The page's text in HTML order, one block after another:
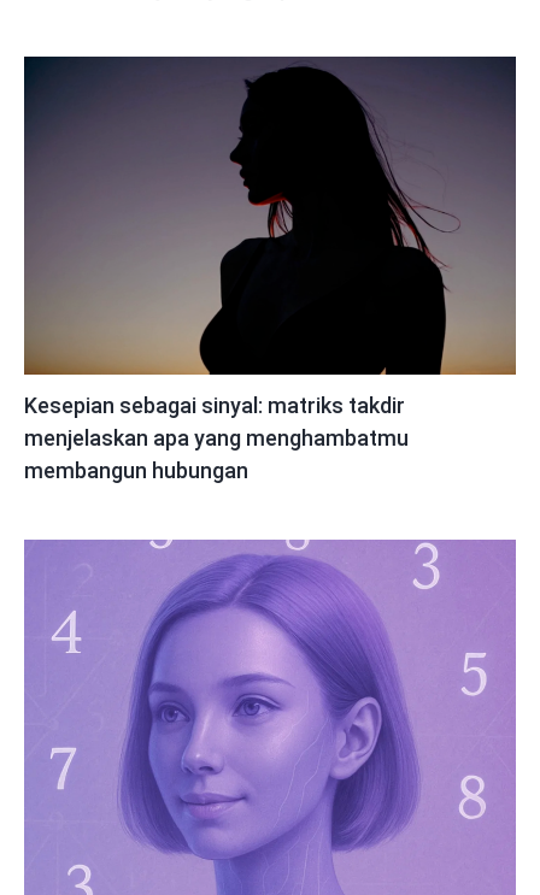
Kesepian sebagai sinyal: matriks takdir
menjelaskan apa yang menghambatmu
membangun hubungan